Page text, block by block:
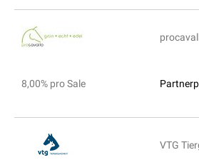
8,00% pro Sale
VTG